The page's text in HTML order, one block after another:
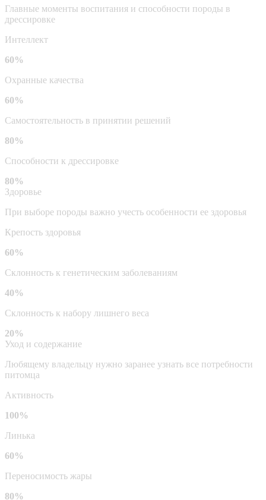
Главные моменты воспитания и способности породы в
дрессировке
Интеллект
60%
Охранные качества
60%
Самостоятельность в принятии решений
80%
Способности к дрессировке
80%
Здоровье
При выборе породы важно учесть особенности ее здоровья
Крепость здоровья
60%
Склонность к генетическим заболеваниям
40%
Склонность к набору лишнего веса
20%
Уход и содержание
Любящему владельцу нужно заранее узнать все потребности
питомца
Активность
100%
Линька
60%
Переносимость жары
80%